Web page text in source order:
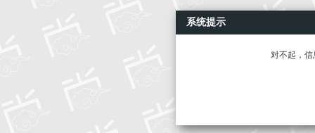
系统提示
对不起，